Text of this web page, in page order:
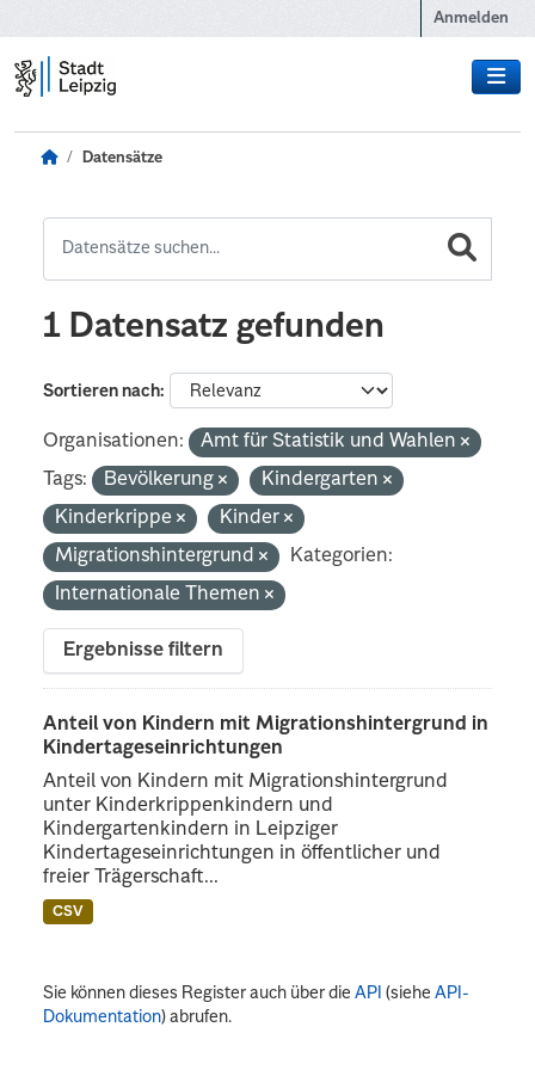
Anmelden
Datensätze
1 Datensatz gefunden
Sortieren nach
Organisationen:
Amt für Statistik und Wahlen
Tags:
Bevölkerung
Kindergarten
Kinderkrippe
Kinder
Migrationshintergrund
Kategorien:
Internationale Themen
Ergebnisse filtern
Anteil von Kindern mit Migrationshintergrund in
Kindertageseinrichtungen
Anteil von Kindern mit Migrationshintergrund
unter Kinderkrippenkindern und
Kindergartenkindern in Leipziger
Kindertageseinrichtungen in öffentlicher und
freier Trägerschaft...
CSV
Sie können dieses Register auch über dieAPI (sieheAPI-
Dokumentation) abrufen.